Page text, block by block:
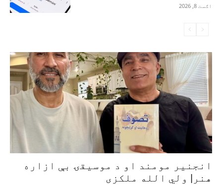
اګست 8, 2026
انجنیر مومند او د موسیقۍ بې‌ ازاره
هنر| ولي الله ملکزی